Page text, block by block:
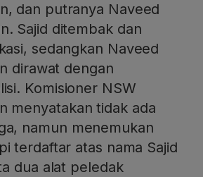
dan putranya Naveed
Sajid ditembak dan
sedangkan Naveed
dirawat dengan
Komisioner NSW
menyatakan tidak ada
namun menemukan
terdaftar atas nama Sajid
dua alat peledak